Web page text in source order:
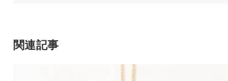
関連記事